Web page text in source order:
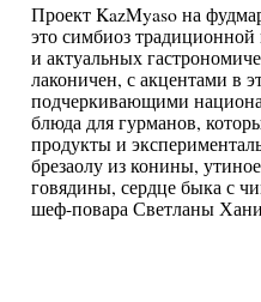
Проект KazMyaso на
это симбиоз традиционной
и актуальных
лаконичен, с акцентами в
подчеркивающими
блюда для гурманов,
продукты и
брезаолу из конины,
говядины, сердце быка с
шеф-повара Светланы